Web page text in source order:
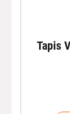
Tapis